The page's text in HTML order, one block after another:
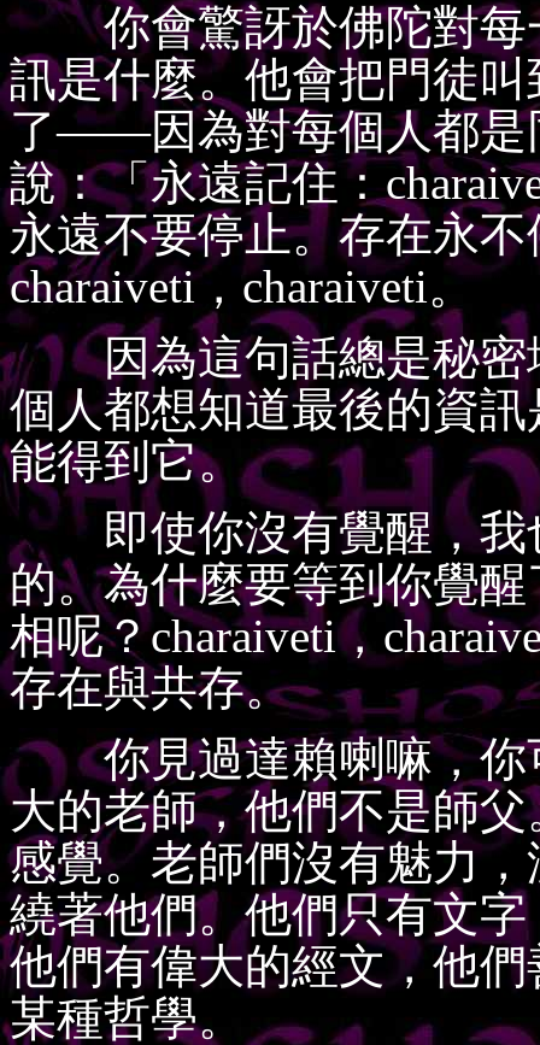
你會驚訝於佛陀對每
訊是什麼。他會把門徒
了——因為對每個人都是
說：「永遠記住：
永遠不要停止。存在永
charaiveti，charaiveti。
因為這句話總是秘密
個人都想知道最後的資
能得到它。
即使你沒有覺醒，我
的。為什麼要等到你覺
相呢？charaiveti，
存在與共存。
你見過達賴喇嘛，你
大的老師，他們不是師
感覺。老師們沒有魅力
繞著他們。他們只有文
他們有偉大的經文，他
某種哲學。